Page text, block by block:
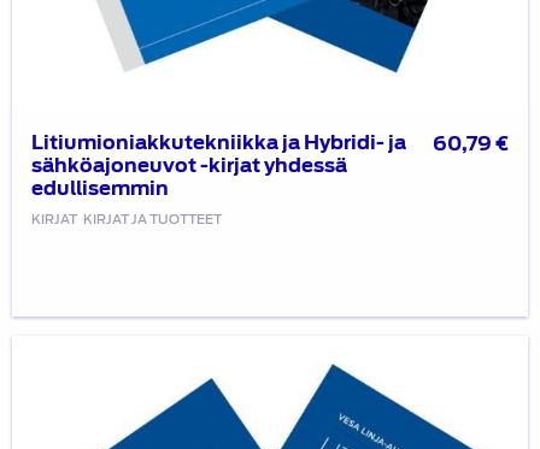
Litiumioniakkutekniikka ja Hybridi- ja
sähköajoneuvot -kirjat yhdessä
edullisemmin
KIRJAT KIRJAT JA TUOTTEET
60,79€